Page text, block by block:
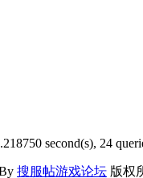
second(s), 24
搜服帖游戏论坛 版权